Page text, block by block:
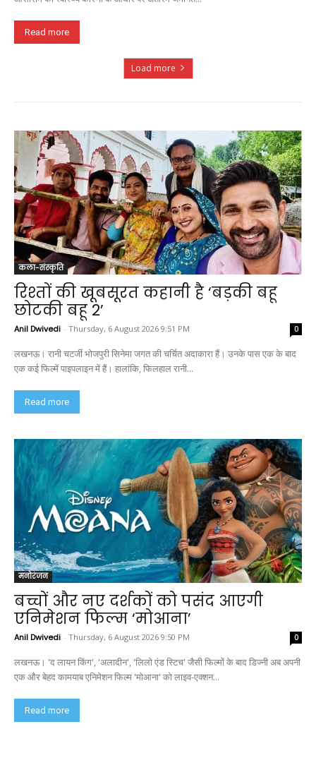
Read more
Load more
कला-संस्कृति
रिश्तों की खूबसूरत कहानी है ‘बड़की बहू
छोटकी बहू 2’
Anil Dwivedi - Thursday, 6 August 2026 9:51 PM 0
लखनऊ। रानी चटर्जी भोजपुरी सिनेमा जगत की चर्चित अदाकारा हैं। उनके पास एक के बाद
एक कई फिल्में पाइपलाइन में हैं। हालांकि, फिलहाल रानी...
Read more
मनोरंजन
बच्चों और नए दर्शकों को पसंद आएगी
एनिमेशन फिल्म ‘मोआना’
Anil Dwivedi - Thursday, 6 August 2026 9:50 PM 0
लखनऊ। 'द लायन किंग', 'अलादीन', 'लिलो एंड स्टिच' जैसी फिल्मों के बाद डिज्नी अब अपनी
एक और बेहद कामयाब एनिमेशन फिल्म 'मोआना' को लाइव-एक्शन...
Read more